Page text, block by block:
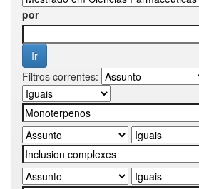
por
Filtros correntes: